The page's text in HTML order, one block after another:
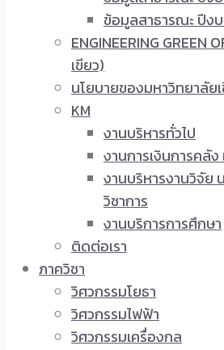
ข้อมูลสาธารณะ ปีง
ENGINEERING GREEN
เขียว)
นโยบายของมหาวิทยาลัย
KM
งานบริหารทั่วไป
งานการเงินการคลั
งานบริหารงานวิจัย
วิชาการ
งานบริการการศึกษา
ติดต่อเรา
ภาควิชา
วิศวกรรมโยธา
วิศวกรรมไฟฟ้า
วิศวกรรมเครื่องกล